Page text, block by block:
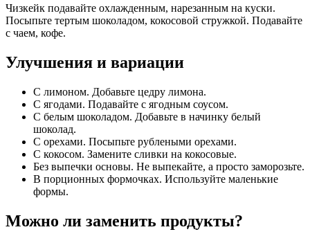
Чизкейк подавайте охлажденным, нарезанным на куски.
Посыпьте тертым шоколадом, кокосовой стружкой. Подавайте
с чаем, кофе.
Улучшения и вариации
С лимоном. Добавьте цедру лимона.
С ягодами. Подавайте с ягодным соусом.
С белым шоколадом. Добавьте в начинку белый
шоколад.
С орехами. Посыпьте рублеными орехами.
С кокосом. Замените сливки на кокосовые.
Без выпечки основы. Не выпекайте, а просто заморозьте.
В порционных формочках. Используйте маленькие
формы.
Можно ли заменить продукты?